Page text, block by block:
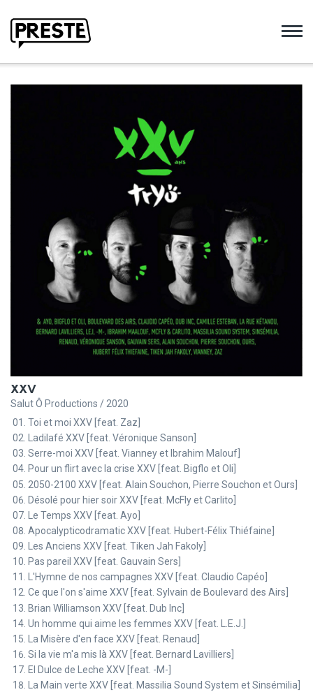
XXV
Salut Ô Productions / 2020
Toi et moi XXV [feat. Zaz]
Ladilafé XXV [feat. Véronique Sanson]
Serre-moi XXV [feat. Vianney et Ibrahim Malouf]
Pour un flirt avec la crise XXV [feat. Bigflo et Oli]
2050-2100 XXV [feat. Alain Souchon, Pierre Souchon et Ours]
Désolé pour hier soir XXV [feat. McFly et Carlito]
Le Temps XXV [feat. Ayo]
Apocalypticodramatic XXV [feat. Hubert-Félix Thiéfaine]
Les Anciens XXV [feat. Tiken Jah Fakoly]
Pas pareil XXV [feat. Gauvain Sers]
L'Hymne de nos campagnes XXV [feat. Claudio Capéo]
Ce que l'on s'aime XXV [feat. Sylvain de Boulevard des Airs]
Brian Williamson XXV [feat. Dub Inc]
Un homme qui aime les femmes XXV [feat. L.E.J.]
La Misère d'en face XXV [feat. Renaud]
Si la vie m'a mis là XXV [feat. Bernard Lavilliers]
El Dulce de Leche XXV [feat. -M-]
La Main verte XXV [feat. Massilia Sound System et Sinsémilia]